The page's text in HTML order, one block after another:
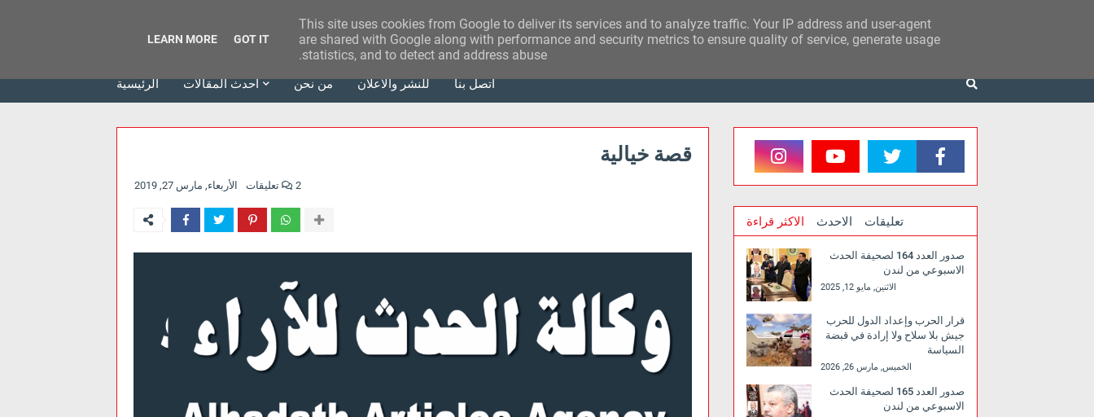
وكالة الحدث للآراء
الرئيسية أحدث المقالات من نحن للنشر والاعلان أتصل بنا
قصة خيالية
الأربعاء, مارس 27, 2019 2 تعليقات
الاكثر قراءة الاحدث تعليقات
صدور العدد 164 لصحيفة الحدث
الاسبوعي من لندن
الاثنين, مايو 12, 2025
قرار الحرب وإعداد الدول للحرب
جيش بلا سلاح ولا إرادة في قبضة
السياسة
الخميس, مارس 26, 2026
صدور العدد 165 لصحيفة الحدث
الاسبوعي من لندن
This site uses cookies from Google to deliver its services and to analyze traffic. Your IP address and user-agent
are shared with Google along with performance and security metrics to ensure quality of service, generate usage
statistics, and to detect and address abuse.
LEARN MORE GOT IT